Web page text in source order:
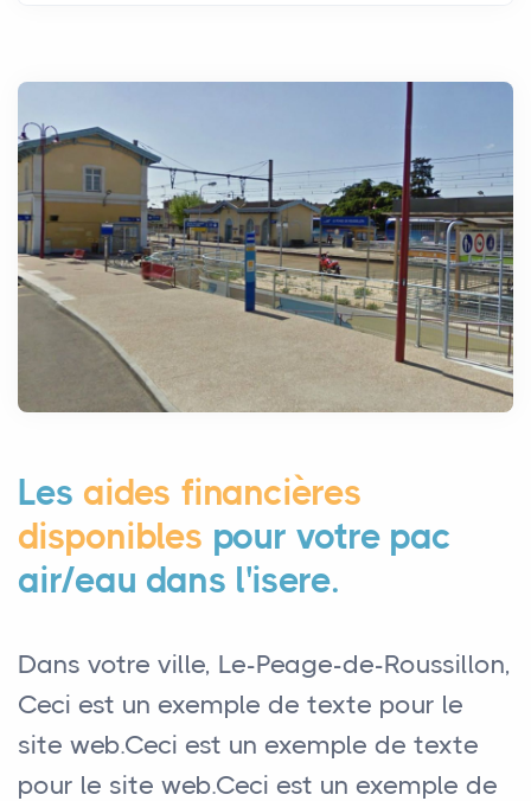
Les aides financières
disponibles pour votre pac
air/eau dans l'isere.
Dans votre ville, Le-Peage-de-Roussillon,
Ceci est un exemple de texte pour le
site web.Ceci est un exemple de texte
pour le site web.Ceci est un exemple de